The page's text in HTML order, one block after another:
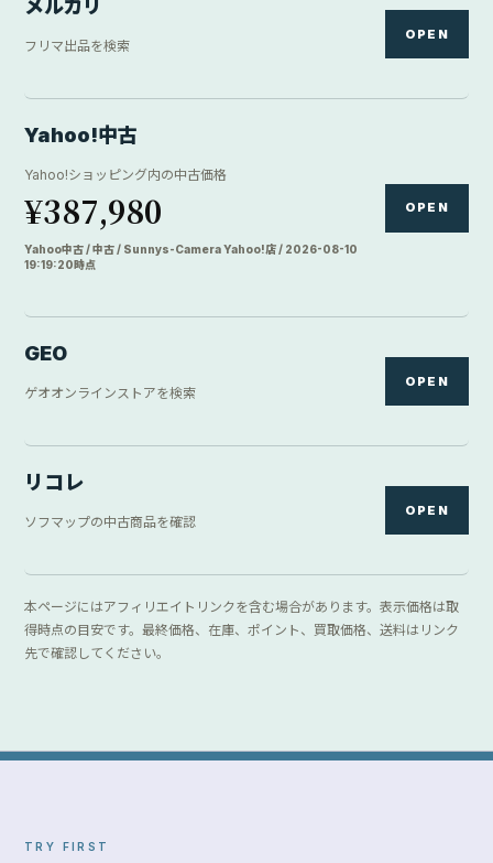
メルカリ
フリマ出品を検索
OPEN
Yahoo!中古
Yahoo!ショッピング内の中古価格
¥387,980
Yahoo中古 / 中古 / Sunnys-Camera Yahoo!店 / 2026-08-10
19:19:20時点
OPEN
GEO
ゲオオンラインストアを検索
OPEN
リコレ
ソフマップの中古商品を確認
OPEN
本ページにはアフィリエイトリンクを含む場合があります。表示価格は取
得時点の目安です。最終価格、在庫、ポイント、買取価格、送料はリンク
先で確認してください。
TRY FIRST